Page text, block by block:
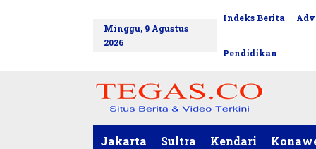
Minggu, 9 Agustus
2026
Indeks Berita
Pendidikan
Jakarta Sultra Kendari